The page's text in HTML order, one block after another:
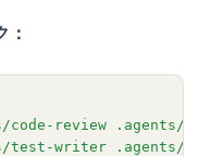
review
.agents/
test-writer .agents/